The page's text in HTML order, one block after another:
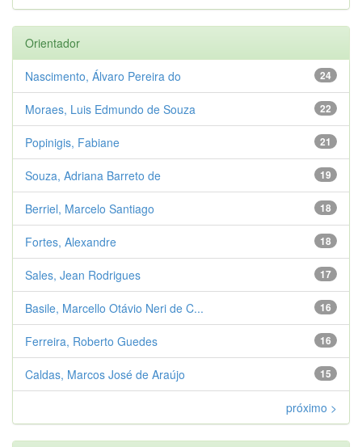
Orientador
24
Nascimento, Álvaro Pereira do
22
Moraes, Luis Edmundo de Souza
21
Popinigis, Fabiane
19
Souza, Adriana Barreto de
18
Berriel, Marcelo Santiago
18
Fortes, Alexandre
17
Sales, Jean Rodrigues
16
Basile, Marcello Otávio Neri de C...
16
Ferreira, Roberto Guedes
15
Caldas, Marcos José de Araújo
próximo >